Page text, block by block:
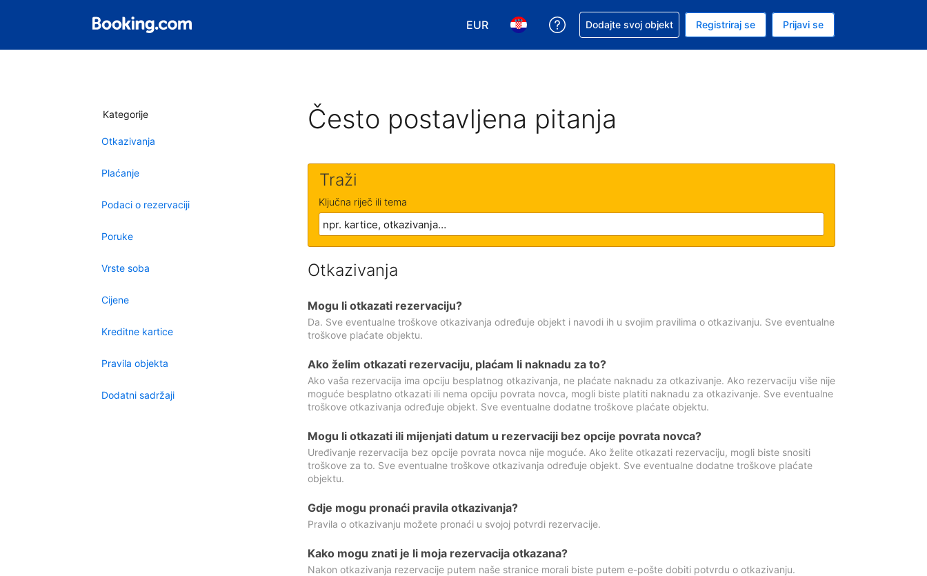
EUR
Odaberite valutu. Vaša je trenutačna valuta EUR
Odaberite svoj jezik. Vaš je trenutačni jezik Hrvatskom
Zatražite pomoć sa svojom rezervacijom
Dodajte svoj objekt Registriraj se Prijavi se
Kategorije
Otkazivanja
Plaćanje
Podaci o rezervaciji
Poruke
Vrste soba
Cijene
Kreditne kartice
Pravila objekta
Dodatni sadržaji
Često postavljena pitanja
Traži
Ključna riječ ili tema
Otkazivanja
Mogu li otkazati rezervaciju?
Da. Sve eventualne troškove otkazivanja određuje objekt i navodi ih u svojim pravilima o otkazivanju. Sve eventualne
troškove plaćate objektu.
Ako želim otkazati rezervaciju, plaćam li naknadu za to?
Ako vaša rezervacija ima opciju besplatnog otkazivanja, ne plaćate naknadu za otkazivanje. Ako rezervaciju više nije
moguće besplatno otkazati ili nema opciju povrata novca, mogli biste platiti naknadu za otkazivanje. Sve eventualne
troškove otkazivanja određuje objekt. Sve eventualne dodatne troškove plaćate objektu.
Mogu li otkazati ili mijenjati datum u rezervaciji bez opcije povrata novca?
Uređivanje rezervacija bez opcije povrata novca nije moguće. Ako želite otkazati rezervaciju, mogli biste snositi
troškove za to. Sve eventualne troškove otkazivanja određuje objekt. Sve eventualne dodatne troškove plaćate
objektu.
Gdje mogu pronaći pravila otkazivanja?
Pravila o otkazivanju možete pronaći u svojoj potvrdi rezervacije.
Kako mogu znati je li moja rezervacija otkazana?
Nakon otkazivanja rezervacije putem naše stranice morali biste putem e-pošte dobiti potvrdu o otkazivanju.